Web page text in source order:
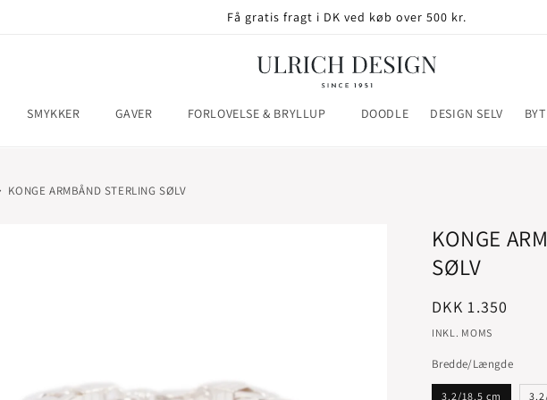
Få gratis fragt i DK ved køb over 500 kr.
SMYKKER GAVER FORLOVELSE & BRYLLUP DOODLE DESIGN SELV
KONGE ARMBÅND STERLING SØLV
KONGE
SØLV
Normalpris
DKK 1.350
INKL. MOMS
Bredde/Længde
3.2/18.5 cm